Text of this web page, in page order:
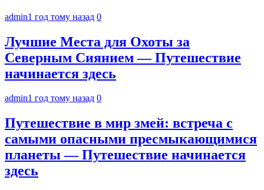
admin1 год тому назад 0
Лучшие Места для Охоты за
Северным Сиянием — Путешествие
начинается здесь
admin1 год тому назад 0
Путешествие в мир змей: встреча с
самыми опасными пресмыкающимися
планеты — Путешествие начинается
здесь